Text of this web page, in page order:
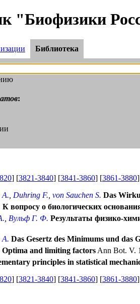
"Биофизики
Библиотека
:
] [3821-3840] [3841-3860] [3861-3880
A., Duhring F., von Sauchen S. Das
К вопросу о биологических
, Вульф Г. Ф. Результаты физико-
A. Das Gesertz des Minimums und das
Optima and limiting factorsAnn Bot. V.
principles in statistical
] [3821-3840] [3841-3860] [3861-3880